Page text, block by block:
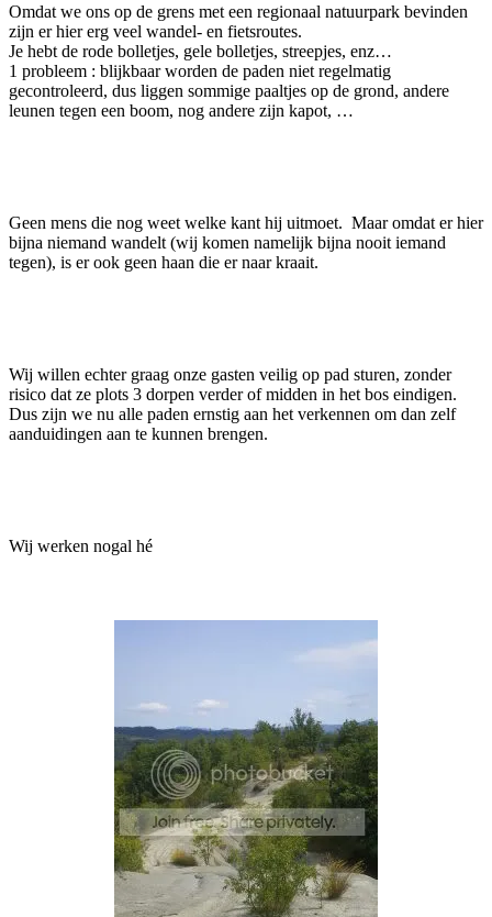
Omdat we ons op de grens met een regionaal natuurpark bevinden
zijn er hier erg veel wandel- en fietsroutes.
Je hebt de rode bolletjes, gele bolletjes, streepjes, enz…
1 probleem : blijkbaar worden de paden niet regelmatig
gecontroleerd, dus liggen sommige paaltjes op de grond, andere
leunen tegen een boom, nog andere zijn kapot, …
Geen mens die nog weet welke kant hij uitmoet. Maar omdat er hier
bijna niemand wandelt (wij komen namelijk bijna nooit iemand
tegen), is er ook geen haan die er naar kraait.
Wij willen echter graag onze gasten veilig op pad sturen, zonder
risico dat ze plots 3 dorpen verder of midden in het bos eindigen.
Dus zijn we nu alle paden ernstig aan het verkennen om dan zelf
aanduidingen aan te kunnen brengen.
Wij werken nogal hé